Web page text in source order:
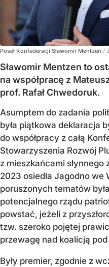
Poseł Konfederacji Sławomir Mentzen /
Sławomir Mentzen to
na współpracę z
prof. Rafał Chwedoruk.
Asumptem do zadania
była piątkowa deklaracja
do współpracy z całą
Stowarzyszenia Rozwój
z mieszkańcami
2023 osiedla Jagodno we
poruszonych tematów
potencjalnego rządu
powstać, jeżeli z
tzw. szeroko pojętej
przewagę nad koalicją
Były premier, zgodnie z